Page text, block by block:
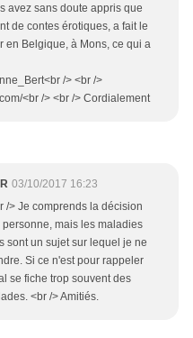
avez sans doute appris que
de contes érotiques, a fait le
en Belgique, à Mons, ce qui a
/> <br />
<br /> <br /> Cordialement
03/10/2017 16:23
/> Je comprends la décision
mais les maladies
sont un sujet sur lequel je ne
Si ce n'est pour rappeler
se fiche trop souvent des
<br /> Amitiés.